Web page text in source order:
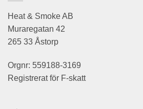
Heat & Smoke AB
Muraregatan 42
265 33 Åstorp
Orgnr: 559188-3169
Registrerat för F-skatt